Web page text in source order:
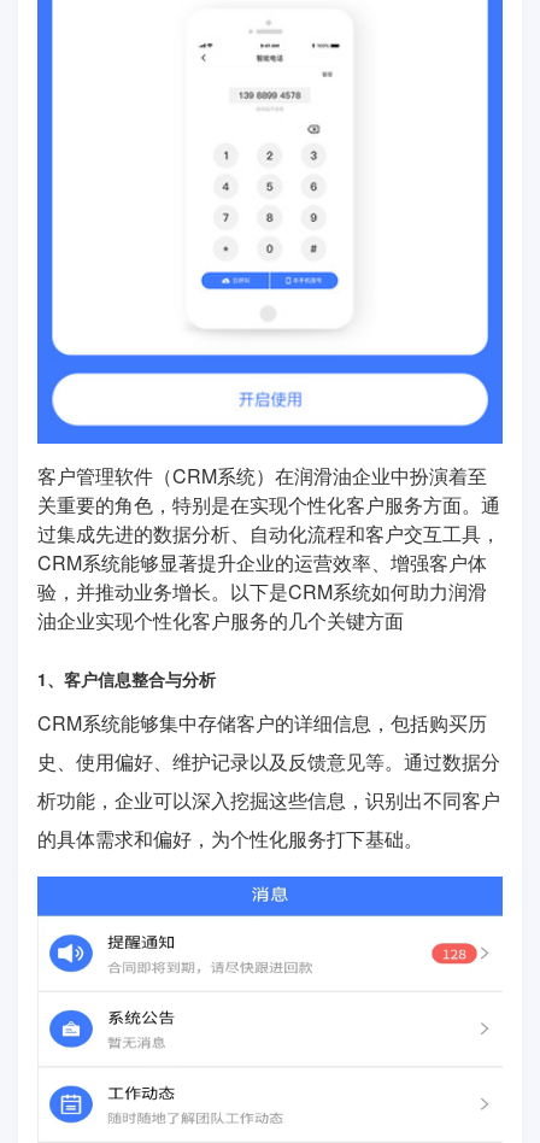
客户管理软件（CRM系统）在润滑油企业中扮演着至
关重要的角色，特别是在实现个性化客户服务方面。通
过集成先进的数据分析、自动化流程和客户交互工具，
CRM系统能够显著提升企业的运营效率、增强客户体
验，并推动业务增长。以下是CRM系统如何助力润滑
油企业实现个性化客户服务的几个关键方面
1、客户信息整合与分析
CRM系统能够集中存储客户的详细信息，包括购买历
史、使用偏好、维护记录以及反馈意见等。通过数据分
析功能，企业可以深入挖掘这些信息，识别出不同客户
的具体需求和偏好，为个性化服务打下基础。